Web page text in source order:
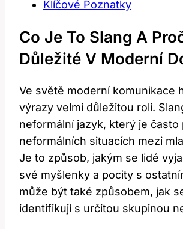
Klíčové Poznatky
Co Je To⁣ Slang A
Důležité V Moderní
Ve světě moderní⁣ komunikace
výrazy‍ velmi důležitou ⁢roli.
neformální jazyk, který je často
neformálních situacích mezi⁢
Je to způsob,⁤ jakým se lidé
své myšlenky a pocity s
může být také způsobem, ‍jak
identifikují s určitou ‌skupinou